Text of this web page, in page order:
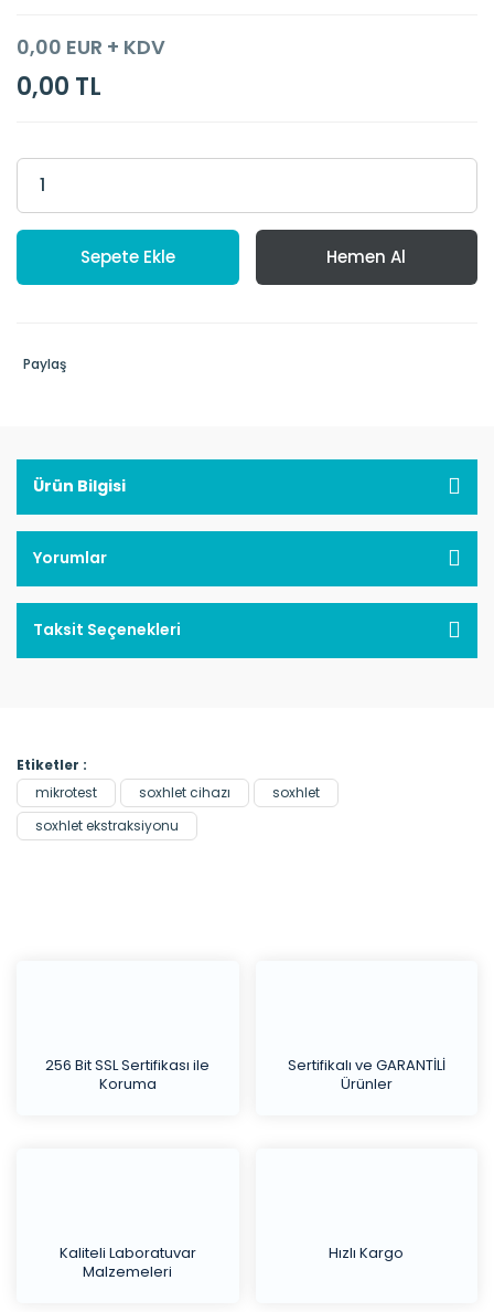
0,00 EUR + KDV
0,00 TL
Sepete Ekle Hemen Al
Paylaş
Ürün Bilgisi
Yorumlar
Taksit Seçenekleri
Etiketler :
mikrotest
soxhlet cihazı
soxhlet
soxhlet ekstraksiyonu
256 Bit SSL Sertifikası ile
Koruma
Sertifikalı ve GARANTİLİ
Ürünler
Kaliteli Laboratuvar
Malzemeleri
Hızlı Kargo